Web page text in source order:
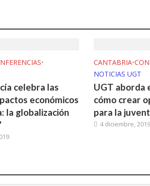
•
celebra las
económicos
la globalización
CANTABRIA•
NOTICIAS UGT
UGT aborda
cómo crear
para la
4 diciembre, 2019